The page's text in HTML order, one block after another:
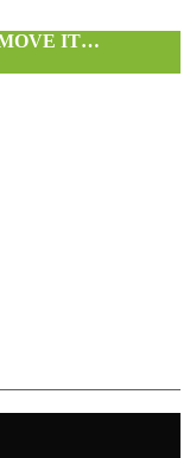
IT…